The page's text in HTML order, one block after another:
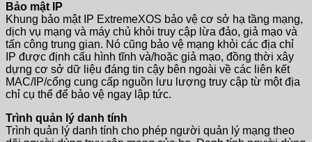
Bảo mật IP
Khung bảo mật IP ExtremeXOS bảo vệ cơ sở hạ tầng mạng,
dịch vụ mạng và máy chủ khỏi truy cập lừa đảo, giả mạo và
tấn công trung gian. Nó cũng bảo vệ mạng khỏi các địa chỉ
IP được định cấu hình tĩnh và/hoặc giả mạo, đồng thời xây
dựng cơ sở dữ liệu đáng tin cậy bên ngoài về các liên kết
MAC/IP/cổng cung cấp nguồn lưu lượng truy cập từ một địa
chỉ cụ thể để bảo vệ ngay lập tức.
Trình quản lý danh tính
Trình quản lý danh tính cho phép người quản lý mạng theo